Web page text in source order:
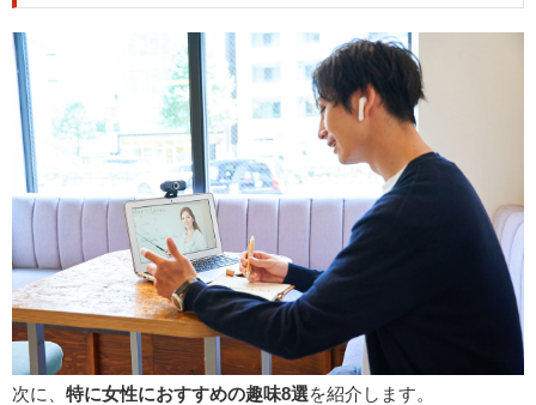
次に、 特に女性におすすめの趣味8選を紹介します。